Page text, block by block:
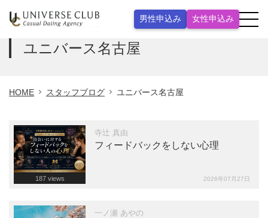
男性申込み 女性申込み
ユニバース名古屋
HOME スタッフブログ ユニバース名古屋
187views
寺辻 真由
フィードバックをしない心理
2026年07月27日
一ノ瀬 あやの